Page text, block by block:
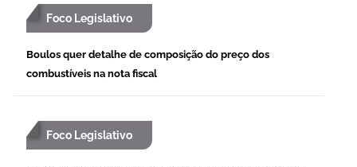
Foco Legislativo
Boulos quer detalhe de composição do preço dos
combustíveis na nota fiscal
Foco Legislativo